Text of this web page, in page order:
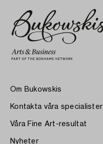
Om Bukowskis
Kontakta våra specialister
Våra Fine Art-resultat
Nyheter